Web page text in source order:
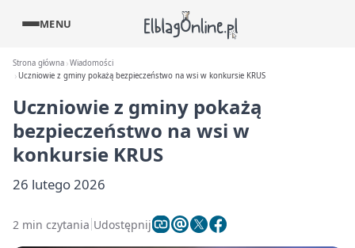
MENU
Strona główna Wiadomości
Uczniowie z gminy pokażą bezpieczeństwo na wsi w konkursie KRUS
Uczniowie z gminy pokażą
bezpieczeństwo na wsi w
konkursie KRUS
26 lutego 2026
2 min czytania Udostępnij